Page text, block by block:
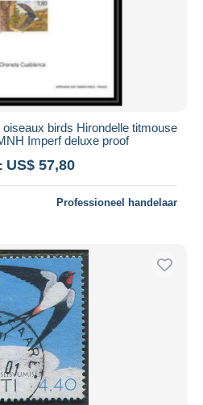
birds Hirondelle titmouse
Imperf deluxe proof
US$ 57,80
Professioneel handelaar